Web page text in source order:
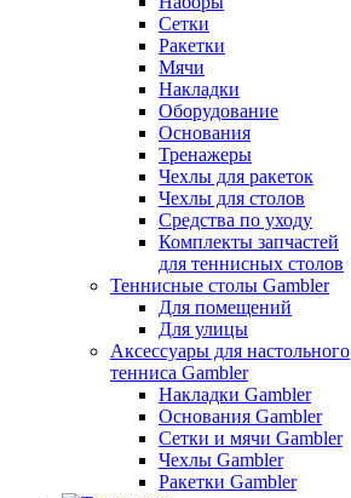
Сетки
Ракетки
Мячи
Накладки
Оборудование
Основания
Тренажеры
Чехлы для ракеток
Чехлы для столов
Средства по уходу
Комплекты запчастей
для теннисных столов
Теннисные столы Gambler
Для помещений
Для улицы
Аксессуары для настольного
тенниса Gambler
Накладки Gambler
Основания Gambler
Сетки и мячи Gambler
Чехлы Gambler
Ракетки Gambler